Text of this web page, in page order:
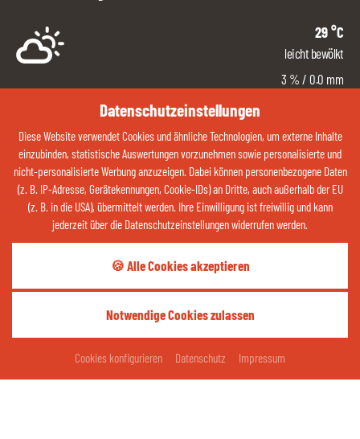
Datenschutzeinstellungen
Diese Website verwendet Cookies und ähnliche Technologien, um externe Inhalte
einzubinden, statistische Auswertungen vorzunehmen sowie personalisierte und
nicht-personalisierte Werbung anzuzeigen. Dabei können personenbezogene Daten
(z. B. IP-Adresse, Gerätekennungen, Cookie-IDs) an Dritte, auch außerhalb der EU
(z. B. in die USA), übermittelt werden. Ihre Einwilligung ist freiwillig und kann
jederzeit über die Datenschutzeinstellungen widerrufen werden.
🍪 Alle Cookies akzeptieren
Notwendige Cookies zulassen
Cookies konfigurieren Datenschutz Impressum
29°C
leicht bewölkt
3 % / 0.0 mm
31 %
ZUM WETTER
Kontaktieren Sie uns jetzt über Whatsapp:
QR-CODE ÖFFNEN
Teilen Sie Ihre Glücksmomente:
ANFRAGEN BUCHEN